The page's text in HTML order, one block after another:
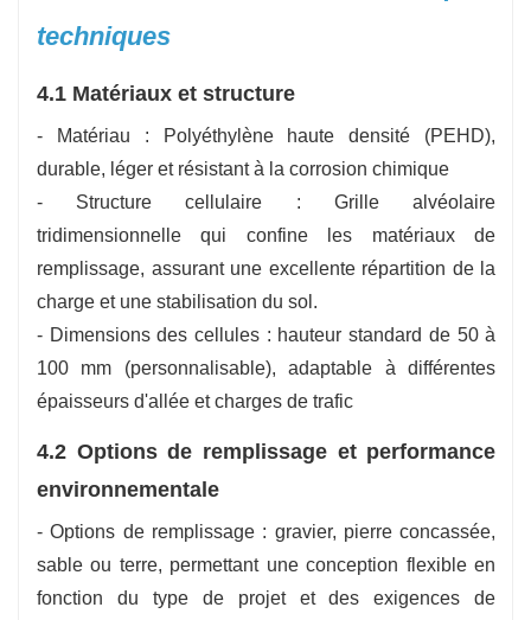
techniques
4.1 Matériaux et structure
- Matériau : Polyéthylène haute densité (PEHD),
durable, léger et résistant à la corrosion chimique
- Structure cellulaire : Grille alvéolaire
tridimensionnelle qui confine les matériaux de
remplissage, assurant une excellente répartition de la
charge et une stabilisation du sol.
- Dimensions des cellules : hauteur standard de 50 à
100 mm (personnalisable), adaptable à différentes
épaisseurs d'allée et charges de trafic
4.2 Options de remplissage et performance
environnementale
- Options de remplissage : gravier, pierre concassée,
sable ou terre, permettant une conception flexible en
fonction du type de projet et des exigences de